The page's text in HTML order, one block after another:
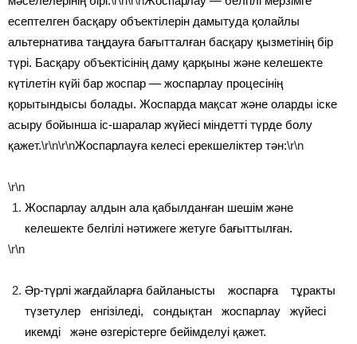
есептелген басқару объектілерін дамытуда қолайлы
альтернатива таңдауға бағытталған басқару қызметінің бір
түрі. Басқару объектісінің даму қарқыны және келешекте
күтілетін күйі бар жоспар — жоспарлау процесінің
қорытындысы болады. Жоспарда мақсат және оларды іске
асыру бойынша іс-шаралар жүйесі міндетті түрде болу
қажет.\r\n\r\nЖоспарлауға келесі ерекшеліктер тән:\r\n
\r\n
Жоспарлау алдын ала қабылданған шешім және
келешекте белгілі нәтижеге жетуге бағыттылған.
\r\n
Әр-түрлі жағдайларға байланысты жоспарға тұракты
түзетулер енгізіледі, сондықтан жоспарлау жүйесі
икемді және өзгерістерге бейімделуі қажет.